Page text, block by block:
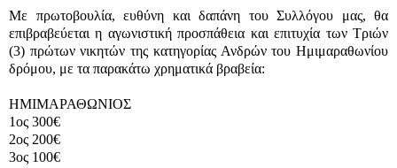
Με πρωτοβουλία, ευθύνη και δαπάνη του Συλλόγου μας, θα
επιβραβεύεται η αγωνιστική προσπάθεια και επιτυχία των Τριών
(3) πρώτων νικητών της κατηγορίας Ανδρών του Ημιμαραθωνίου
δρόμου, με τα παρακάτω χρηματικά βραβεία:
ΗΜΙΜΑΡΑΘΩΝΙΟΣ
1ος 300€
2ος 200€
3ος 100€